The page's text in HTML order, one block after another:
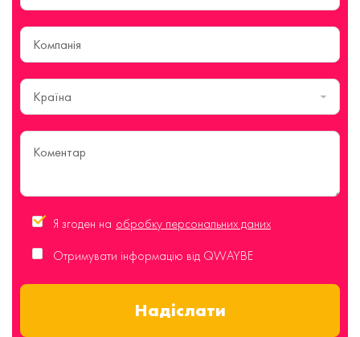
Країна
Я згоден на обробку персональних даних
Отримувати інформацію від QWAYBE
Надіслати